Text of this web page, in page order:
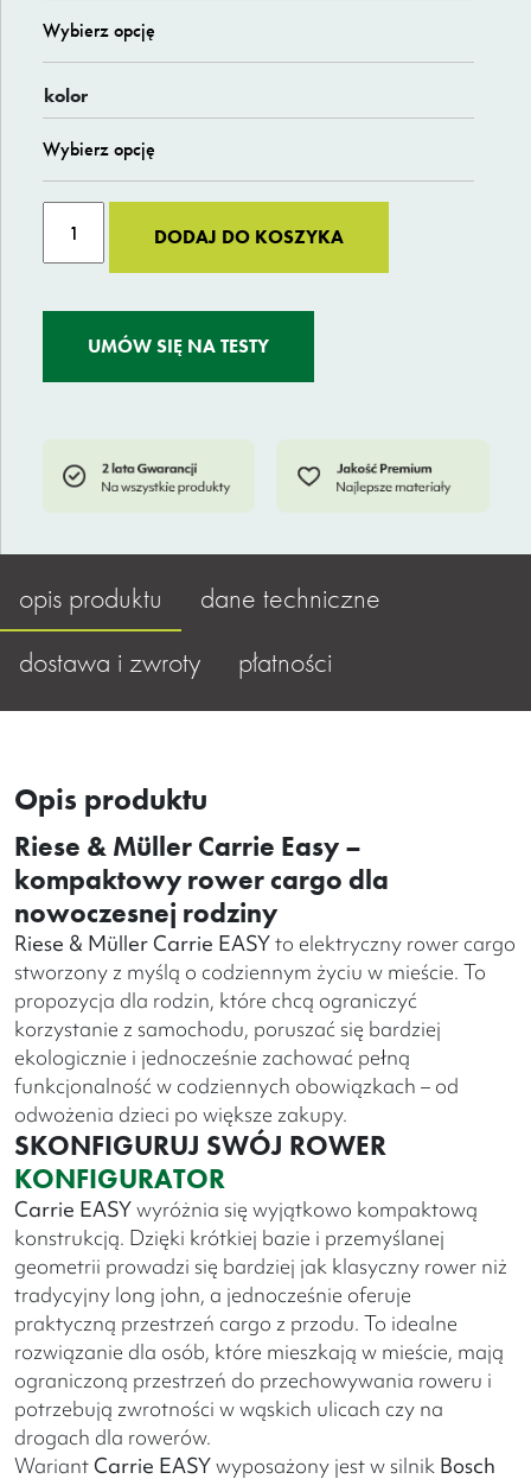
kolor
Riese
&
DODAJ DO KOSZYKA
UMÓW SIĘ NA TESTY
opis produktu
dane techniczne
dostawa i zwroty
płatności
Opis produktu
Riese & Müller Carrie Easy –
kompaktowy rower cargo dla
nowoczesnej rodziny
Riese & Müller Carrie EASYto elektryczny rower cargo
stworzony z myślą o codziennym życiu w mieście. To
propozycja dla rodzin, które chcą ograniczyć
korzystanie z samochodu, poruszać się bardziej
ekologicznie i jednocześnie zachować pełną
funkcjonalność w codziennych obowiązkach – od
odwożenia dzieci po większe zakupy.
SKONFIGURUJ SWÓJ ROWER
KONFIGURATOR
Carrie EASYwyróżnia się wyjątkowo kompaktową
konstrukcją. Dzięki krótkiej bazie i przemyślanej
geometrii prowadzi się bardziej jak klasyczny rower niż
tradycyjny long john, a jednocześnie oferuje
praktyczną przestrzeń cargo z przodu. To idealne
rozwiązanie dla osób, które mieszkają w mieście, mają
ograniczoną przestrzeń do przechowywania roweru i
potrzebują zwrotności w wąskich ulicach czy na
drogach dla rowerów.
WariantCarrie EASYwyposażony jest w silnik Bosch